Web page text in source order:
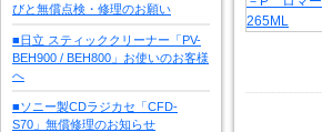
びと無償点検・修理のお願い
■日立 スティッククリーナー「PV-
BEH900 / BEH800」お使いのお客様
へ
■ソニー製CDラジカセ「CFD-
S70」無償修理のお知らせ